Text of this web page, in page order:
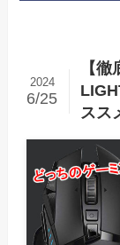
【
スス
2024
6/25